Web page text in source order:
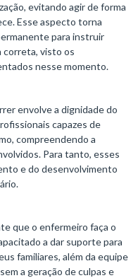
evitando agir de forma
Esse aspecto torna
para instruir
correta, visto os
nesse momento.
envolve a dignidade do
capazes de
compreendendo a
Para tanto, esses
e do desenvolvimento
que o enfermeiro faça o
a dar suporte para
familiares, além da equipe
a geração de culpas e